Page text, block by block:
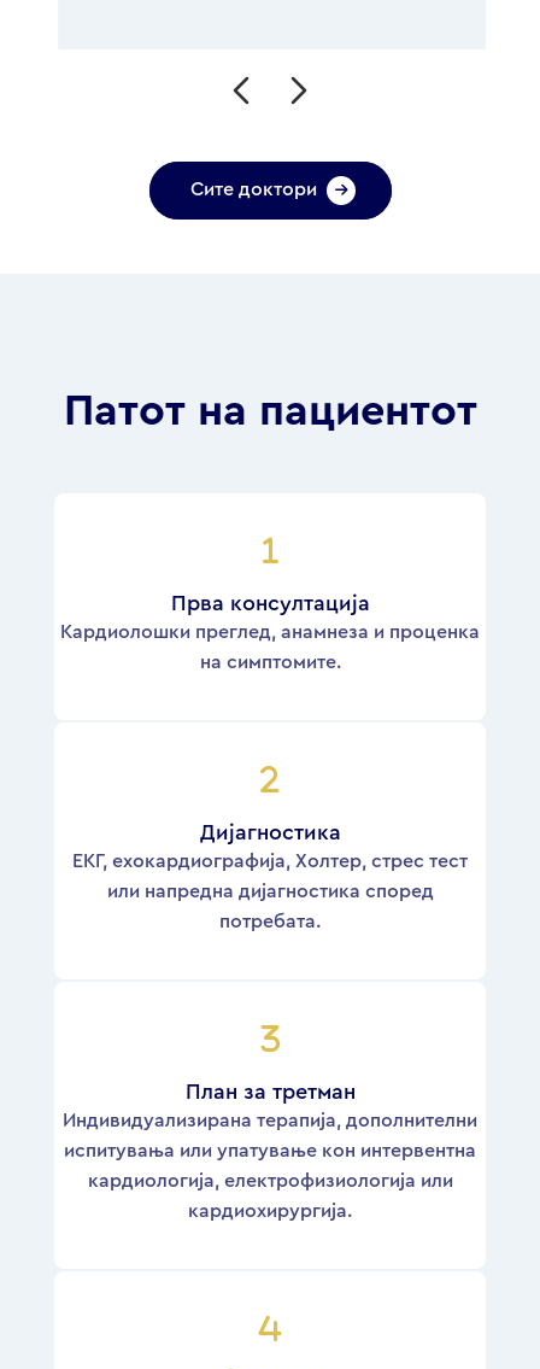
Сите доктори
Патот на пациентот
Прва консултација
Kардиолошки преглед, анамнеза и проценка
на симптомите.
Дијагностика
ЕКГ, ехокардиографија, Холтер, стрес тест
или напредна дијагностика според
потребата.
План за третман
Индивидуализирана терапија, дополнителни
испитувања или упатување кон интервентна
кардиологија, електрофизиологија или
кардиохирургија.